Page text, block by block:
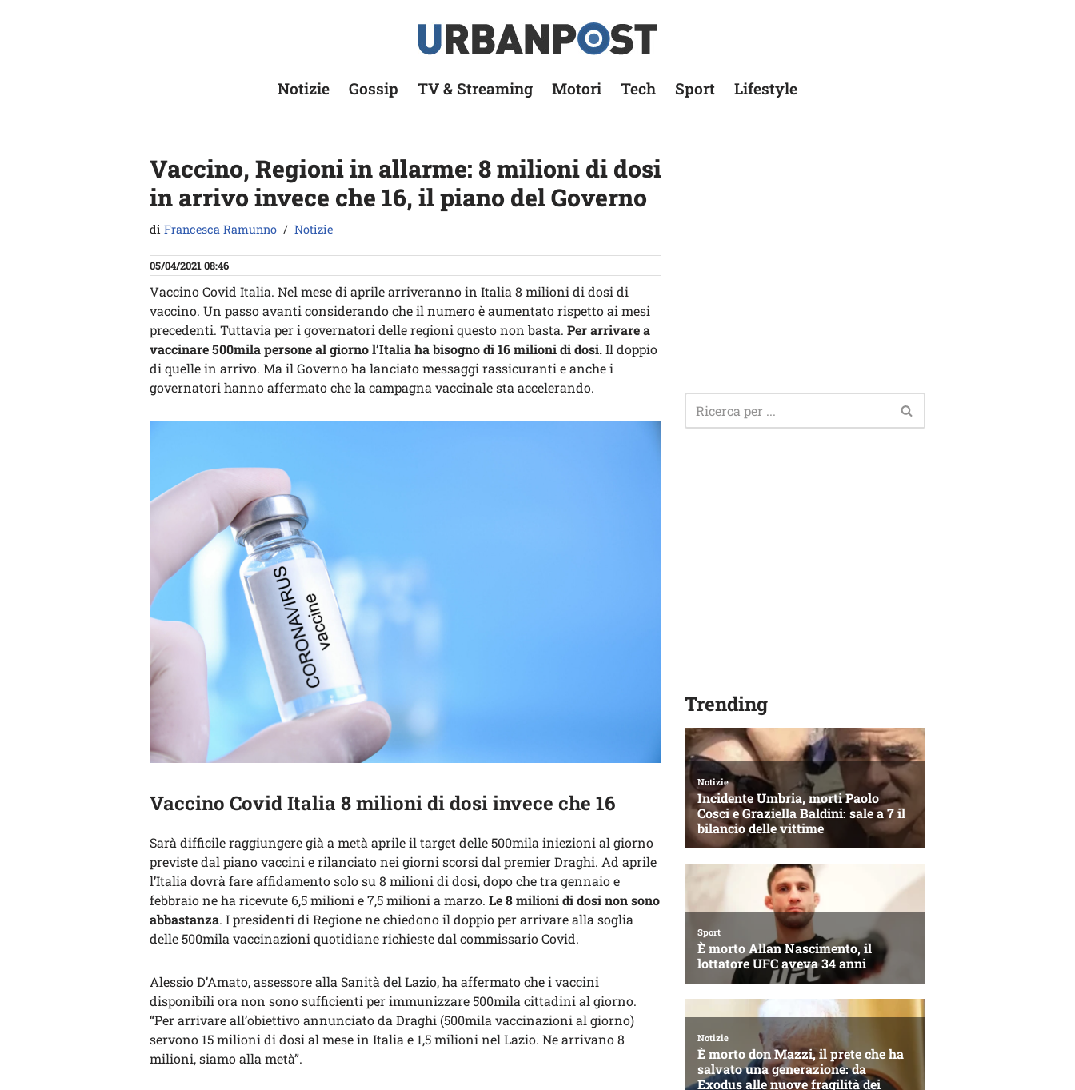
Notizie Gossip TV & Streaming Motori Tech Sport Lifestyle
Vaccino, Regioni in allarme: 8 milioni di dosi
in arrivo invece che 16, il piano del Governo
di Francesca Ramunno Notizie
05/04/2021 08:46
Vaccino Covid Italia. Nel mese di aprile arriveranno in Italia 8 milioni di dosi di
vaccino. Un passo avanti considerando che il numero è aumentato rispetto ai mesi
precedenti. Tuttavia per i governatori delle regioni questo non basta. Per arrivare a
vaccinare 500mila persone al giorno l’Italia ha bisogno di 16 milioni di dosi.Il doppio
di quelle in arrivo. Ma il Governo ha lanciato messaggi rassicuranti e anche i
governatori hanno affermato che la campagna vaccinale sta accelerando.
Vaccino Covid Italia 8 milioni di dosi invece che 16
Sarà difficile raggiungere già a metà aprile il target delle 500mila iniezioni al giorno
previste dal piano vaccini e rilanciato nei giorni scorsi dal premier Draghi. Ad aprile
l’Italia dovrà fare affidamento solo su 8 milioni di dosi, dopo che tra gennaio e
febbraio ne ha ricevute 6,5 milioni e 7,5 milioni a marzo. Le 8 milioni di dosi non sono
abbastanza. I presidenti di Regione ne chiedono il doppio per arrivare alla soglia
delle 500mila vaccinazioni quotidiane richieste dal commissario Covid.
Alessio D’Amato, assessore alla Sanità del Lazio, ha affermato che i vaccini
disponibili ora non sono sufficienti per immunizzare 500mila cittadini al giorno.
“Per arrivare all’obiettivo annunciato da Draghi (500mila vaccinazioni al giorno)
servono 15 milioni di dosi al mese in Italia e 1,5 milioni nel Lazio. Ne arrivano 8
milioni, siamo alla metà”.
Trending